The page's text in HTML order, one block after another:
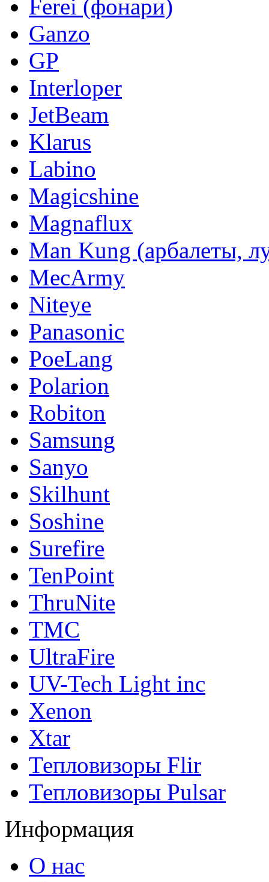
Ferei (фонари)
Ganzo
GP
Interloper
JetBeam
Klarus
Labino
Magicshine
Magnaflux
Man Kung (арбалеты,
MecArmy
Niteye
Panasonic
PoeLang
Polarion
Robiton
Samsung
Sanyo
Skilhunt
Soshine
Surefire
TenPoint
ThruNite
TMC
UltraFire
UV-Tech Light inc
Xenon
Xtar
Тепловизоры Flir
Тепловизоры Pulsar
Информация
О нас